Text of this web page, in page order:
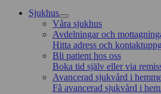
Sjukhus
Våra sjukhus
Avdelningar och
Hitta adress och
Bli patient hos oss
Boka tid själv eller via
Avancerad sjukvård i
Få avancerad sjukvård i